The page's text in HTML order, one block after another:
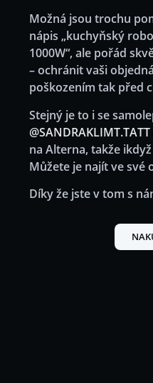
Možná jsou trochu
nápis „kuchyňský
1000W“, ale pořád
– ochránit vaši
poškozením tak před
Stejný je to i se
@SANDRAKLIMT.TATT
na Alterna, takže
Můžete je najít ve své
Díky že jste v tom s